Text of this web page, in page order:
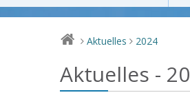
> Aktuelles > 2024
Aktuelles -